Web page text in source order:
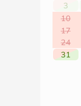
3
10
17
24
31